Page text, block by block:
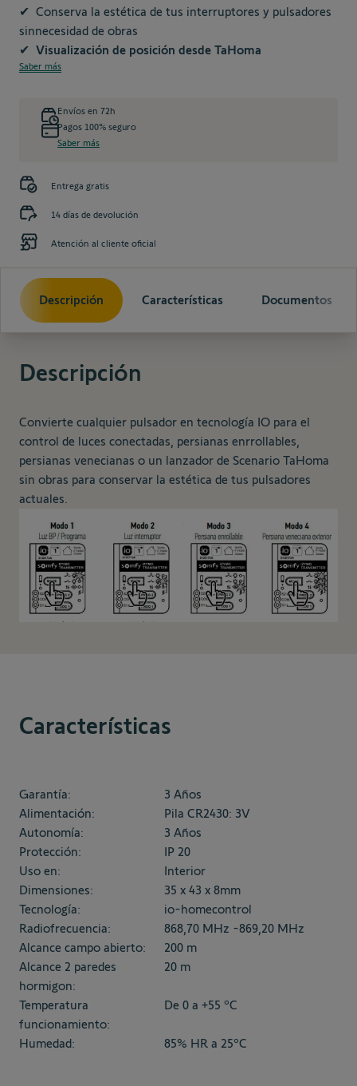
✔ Conserva la estética de tus interruptores y pulsadores
sinnecesidad de obras
✔ Visualización de posición desde TaHoma
Saber más
Envíos en 72h
Pagos 100% seguro
Saber más
Entrega gratis
14 días de devolución
Atención al cliente oficial
Descripción Características Documentos
Descripción
Convierte cualquier pulsador en tecnología IO para el
control de luces conectadas, persianas enrrollables,
persianas venecianas o un lanzador de Scenario TaHoma
sin obras para conservar la estética de tus pulsadores
actuales.
Características
Garantía:
3 Años
Alimentación:
Pila CR2430: 3V
Autonomía:
3 Años
Protección:
IP 20
Uso en:
Interior
Dimensiones:
35 x 43 x 8mm
Tecnología:
io-homecontrol
Radiofrecuencia:
868,70 MHz -869,20 MHz
Alcance campo abierto:
200 m
Alcance 2 paredes
hormigon:
20 m
Temperatura
funcionamiento:
De 0 a +55 ºC
Humedad: 85% HR a 25ºC